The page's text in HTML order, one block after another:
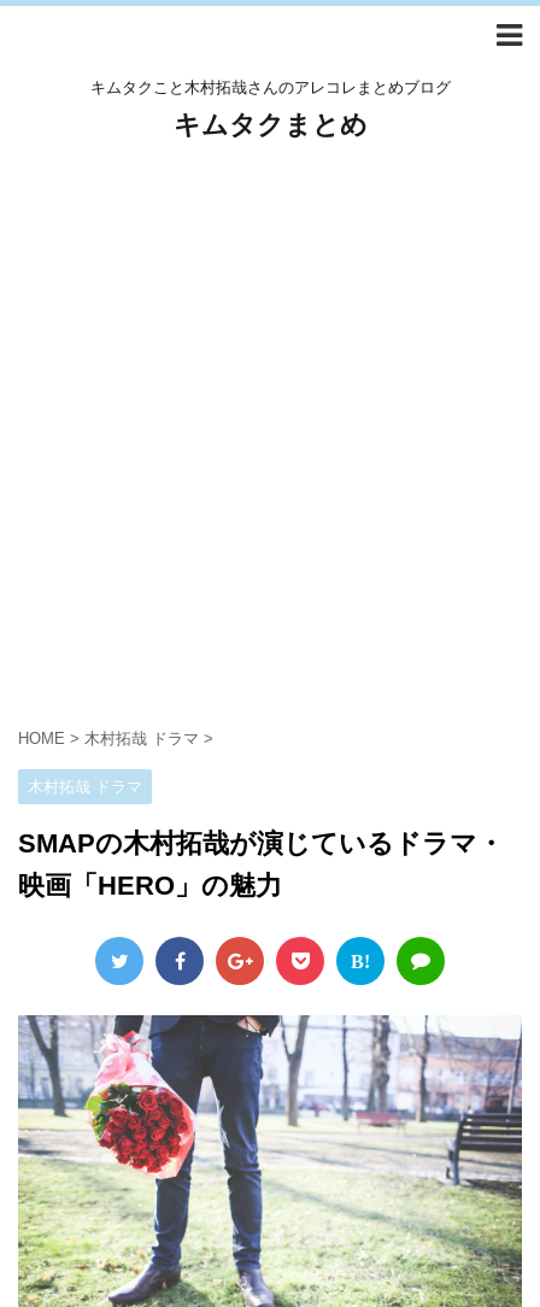
キムタクこと木村拓哉さんのアレコレまとめブログ
キムタクまとめ
HOME > 木村拓哉 ドラマ >
木村拓哉 ドラマ
SMAPの木村拓哉が演じているドラマ・
映画「HERO」の魅力
B!